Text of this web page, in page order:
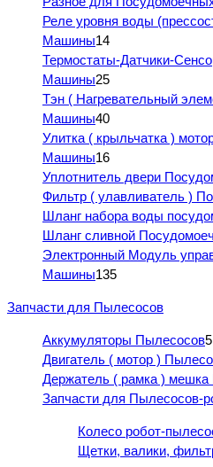
Реле уровня воды
Машины14
Термостаты-Датчики-
Машины25
Тэн ( Нагревательный
Машины40
Улитка ( крыльчатка )
Машины16
Уплотнитель двери
Фильтр ( улавливатель )
Шланг набора воды
Шланг сливной
Электронный Модуль
Машины135
Запчасти для Пылесосов
Аккумуляторы Пылесосов5
Двигатель ( мотор )
Держатель ( рамка )
Запчасти для Пылесосов-
Колесо робот-
Щетки, валики,